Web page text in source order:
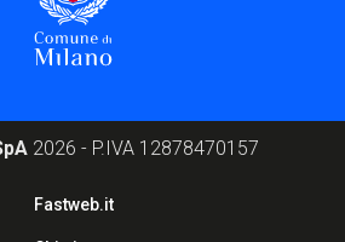
2026 - P.IVA 12878470157
Fastweb.it